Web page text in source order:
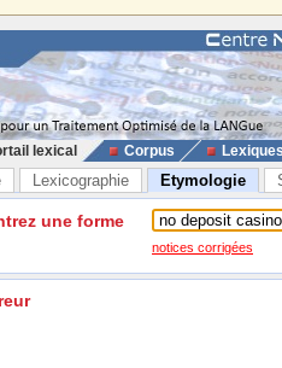
lexical Corpus
Lexicographie Etymologie
une forme
notices corrigées